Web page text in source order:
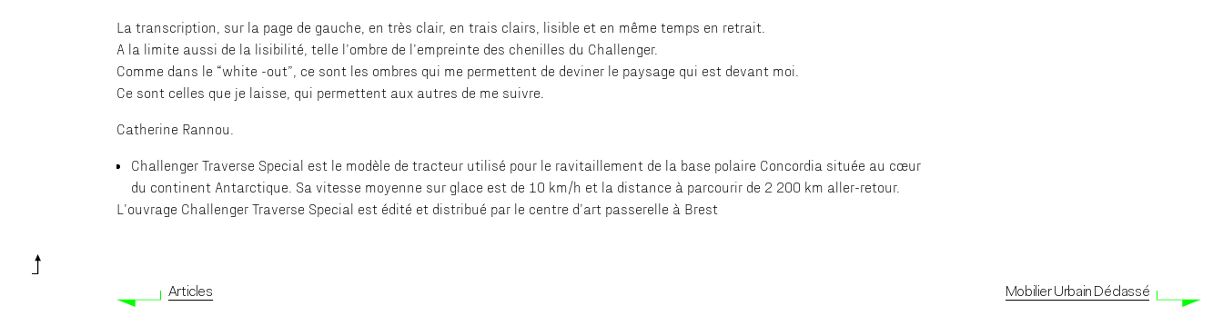
La transcription, sur la page de gauche, en très clair, en trais clairs, lisible et en même temps en retrait.
A la limite aussi de la lisibilité, telle l’ombre de l’empreinte des chenilles du Challenger.
Comme dans le “white -out”, ce sont les ombres qui me permettent de deviner le paysage qui est devant moi.
Ce sont celles que je laisse, qui permettent aux autres de me suivre.
Catherine Rannou.
Challenger Traverse Special est le modèle de tracteur utilisé pour le ravitaillement de la base polaire Concordia située au cœur
du continent Antarctique. Sa vitesse moyenne sur glace est de 10 km/h et la distance à parcourir de 2 200 km aller-retour.
L’ouvrage Challenger Traverse Special est édité et distribué par le centre d’art passerelle à Brest
Articles Mobilier Urbain Déclassé